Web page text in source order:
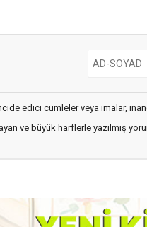
edici cümleler veya imalar,
ve büyük harflerle yazılmış